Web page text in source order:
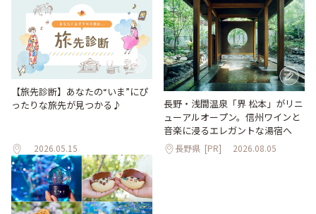
【旅先診断】あなたの“いま”にぴ
ったりな旅先が見つかる♪
2026.05.15
長野・浅間温泉「界 松本」がリニ
ューアルオープン。信州ワインと
音楽に浸るエレガントな湯宿へ
長野県 [PR] 2026.08.05